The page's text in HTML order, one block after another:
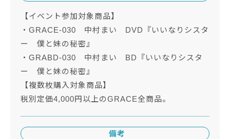
【イベント参加対象商品】
・GRACE-030 中村まい DVD『いいなりシスタ
ー 僕と妹の秘密』
・GRABD-030 中村まい BD『いいなりシスタ
ー 僕と妹の秘密』
【複数枚購入対象商品】
税別定価4,000円以上のGRACE全商品。
備考